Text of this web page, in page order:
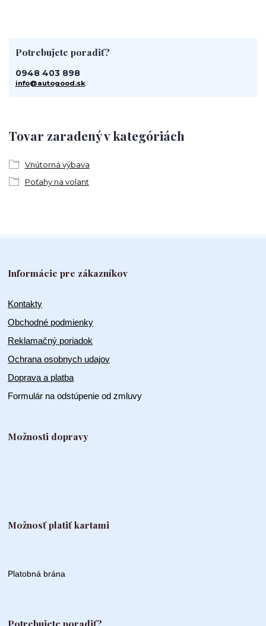
Tovar zaradený v kategóriách
Vnútorná výbava
Poťahy na volant
Potrebujete poradiť?
0948 403 898
info@autogood.sk
Informácie pre zákazníkov
Kontakty
Obchodné podmienky
Reklamačný poriadok
Ochrana osobnych udajov
Doprava a platba
Formulár na odstúpenie od zmluvy
Možnosti dopravy
Možnosť platiť kartami
Platobná brána